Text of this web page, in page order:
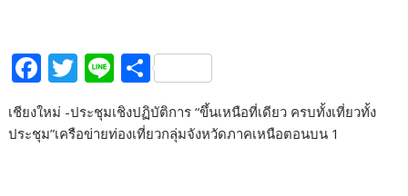
F
ac
e
T
w
itt
Li
n
e
S
h
ar
เชียงใหม่ -ประชุมเชิงปฏิบัติการ “ขึ้นเหนือที่เดียว ครบทั้งเที่ยวทั้ง
ประชุม”เครือข่ายท่องเที่ยวกลุ่มจังหวัดภาคเหนือตอนบน 1